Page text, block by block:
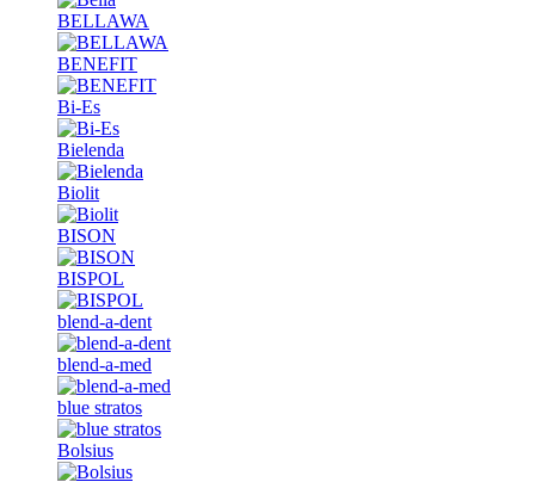
BELLAWA
BENEFIT
Bi-Es
Bielenda
Biolit
BISON
BISPOL
blend-a-dent
blend-a-med
blue stratos
Bolsius